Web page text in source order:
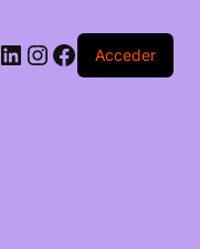
LinkedIn
Instagram
Facebook
Acceder